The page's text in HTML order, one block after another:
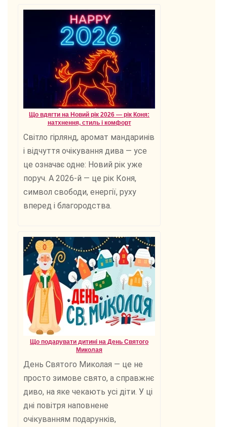
Що вдягти на Новий рік 2026 — рік Коня:
натхнення, стиль і комфорт
Світло гірлянд, аромат мандаринів
і відчуття очікування дива — усе
це означає одне: Новий рік уже
поруч. А 2026-й — це рік Коня,
символ свободи, енергії, руху
вперед і благородства.
Що подарувати дитині на День Святого
Миколая
День Святого Миколая — це не
просто зимове свято, а справжнє
диво, на яке чекають усі діти. У ці
дні повітря наповнене
очікуванням подарунків,